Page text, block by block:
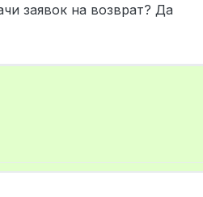
заявок на возврат? Да